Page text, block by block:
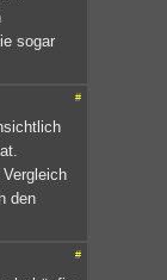
sogar
#
den
#